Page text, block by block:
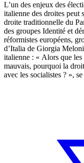
L’un des enjeux des
italienne des droites peut
droite traditionnelle du
des groupes Identité et
réformistes européens,
d’Italia de Giorgia
italienne : « Alors que les
mauvais, pourquoi la
avec les socialistes ? »,